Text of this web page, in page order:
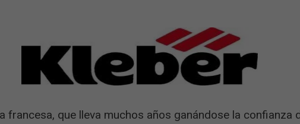
francesa, que lleva muchos años ganándose la confianza